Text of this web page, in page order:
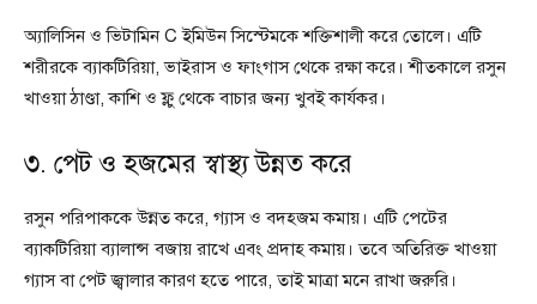
অ্যালিসিন ও ভিটামিন C ইমিউন সিস্টেমকে শক্তিশালী করে তোলে। এটি
শরীরকে ব্যাকটিরিয়া, ভাইরাস ও ফাংগাস থেকে রক্ষা করে। শীতকালে রসুন
খাওয়া ঠাণ্ডা, কাশি ও ফ্লু থেকে বাচার জন্য খুবই কার্যকর।
৩. পেট ও হজমের স্বাস্থ্য উন্নত করে
রসুন পরিপাককে উন্নত করে, গ্যাস ও বদহজম কমায়। এটি পেটের
ব্যাকটিরিয়া ব্যালান্স বজায় রাখে এবং প্রদাহ কমায়। তবে অতিরিক্ত খাওয়া
গ্যাস বা পেট জ্বালার কারণ হতে পারে, তাই মাত্রা মনে রাখা জরুরি।